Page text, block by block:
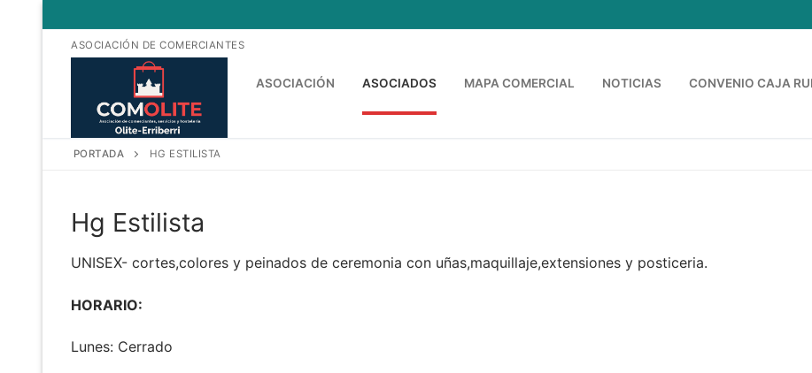
al
contenido
ASOCIACIÓN DE COMERCIANTES
ASOCIACIÓN ASOCIADOS MAPA COMERCIAL NOTICIAS CONVENIO CAJA
PORTADA HG ESTILISTA
Hg Estilista
UNISEX- cortes,colores y peinados de ceremonia con uñas,maquillaje,extensiones y posticeria.
HORARIO:
Lunes: Cerrado